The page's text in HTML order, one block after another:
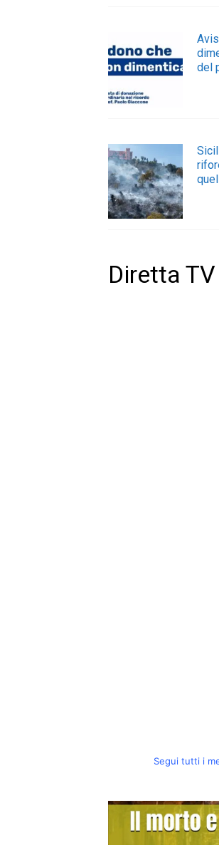
del
Diretta TV
Segui tutti i